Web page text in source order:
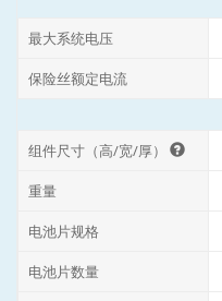
最大系统电压
保险丝额定电流
组件尺寸（高/宽/厚）
重量
电池片规格
电池片数量